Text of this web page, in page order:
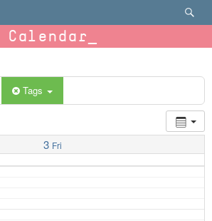
Calendar
Tags
3 Fri